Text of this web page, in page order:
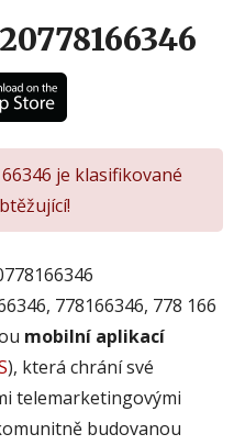
je klasifikované
778166346, 778 166
mobilní aplikací
), která chrání své
telemarketingovými
budovanou